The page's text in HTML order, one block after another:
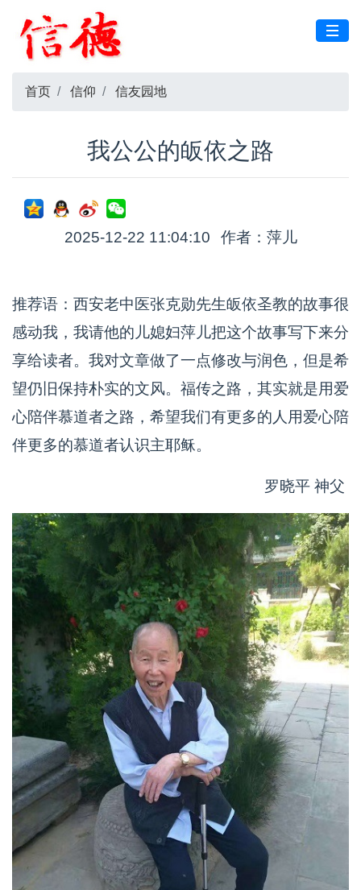
首页 信仰 信友园地
我公公的皈依之路
2025-12-22 11:04:10 作者：萍儿
推荐语：西安老中医张克勋先生皈依圣教的故事很
感动我，我请他的儿媳妇萍儿把这个故事写下来分
享给读者。我对文章做了一点修改与润色，但是希
望仍旧保持朴实的文风。福传之路，其实就是用爱
心陪伴慕道者之路，希望我们有更多的人用爱心陪
伴更多的慕道者认识主耶稣。
罗晓平 神父